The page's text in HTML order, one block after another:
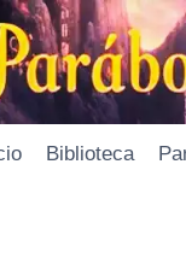
Biblioteca